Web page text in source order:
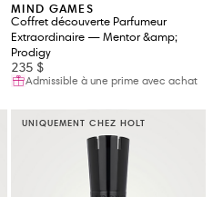
MIND GAMES
Coffret découverte Parfumeur
Extraordinaire — Mentor &amp;
Prodigy
235 $
Admissible à une prime avec achat
UNIQUEMENT CHEZ HOLT